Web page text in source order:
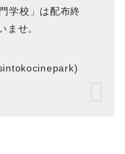
学校」は配布終
ませ。